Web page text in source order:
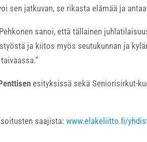
sen jatkuvan, se rikasta elämää ja
sanoi, että tällainen
ja kiitos myös seutukunnan ja
esityksissä sekä Seniorisirkut-
saajista: www.elakeliitto.fi/